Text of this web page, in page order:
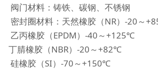
阀门材料：铸铁、碳钢、不锈钢
密封圈材料：天然橡胶（NR）-20～
乙丙橡胶（EPDM）-40～+125℃
丁腈橡胶（NBR）-20～+82℃
硅橡胶（SI）-70～+150℃